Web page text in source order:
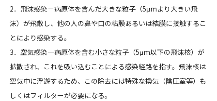
2．飛沫感染－病原体を含んだ大きな粒子（5μmより大きい飛
沫）が飛散し、他の人の鼻や口の粘膜あるいは結膜に接触するこ
とにより感染する。
3．空気感染―病原体を含む小さな粒子（5μm以下の飛沫核）が
拡散され、これを吸い込むことによる感染経路を指す。飛沫核は
空気中に浮遊するため、この除去には特殊な換気（陰圧室等）も
しくはフィルターが必要になる。